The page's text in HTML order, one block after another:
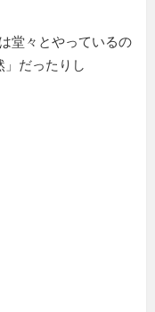
堂々とやっているの
だったりし